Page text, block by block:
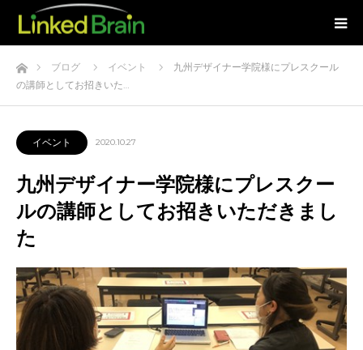
ホームブログ イベント
九州デザイナー学院様にプレスクール
の講師としてお招きいた…
イベント 2020.10.27
九州デザイナー学院様にプレスクー
ルの講師としてお招きいただきまし
た